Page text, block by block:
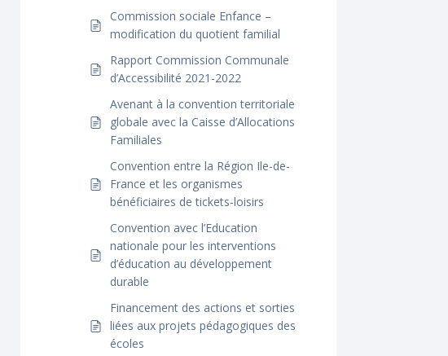
Commission sociale Enfance –
modification du quotient familial
Rapport Commission Communale
d’Accessibilité 2021-2022
Avenant à la convention territoriale
globale avec la Caisse d’Allocations
Familiales
Convention entre la Région Ile-de-
France et les organismes
bénéficiaires de tickets-loisirs
Convention avec l’Education
nationale pour les interventions
d’éducation au développement
durable
Financement des actions et sorties
liées aux projets pédagogiques des
écoles